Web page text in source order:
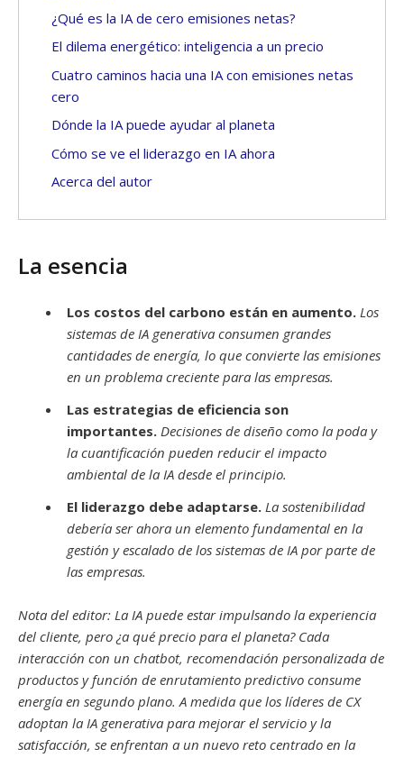
¿Qué es la IA de cero emisiones netas?
El dilema energético: inteligencia a un precio
Cuatro caminos hacia una IA con emisiones netas
cero
Dónde la IA puede ayudar al planeta
Cómo se ve el liderazgo en IA ahora
Acerca del autor
La esencia
Los costos del carbono están en aumento. Los
sistemas de IA generativa consumen grandes
cantidades de energía, lo que convierte las emisiones
en un problema creciente para las empresas.
Las estrategias de eficiencia son
importantes. Decisiones de diseño como la poda y
la cuantificación pueden reducir el impacto
ambiental de la IA desde el principio.
El liderazgo debe adaptarse. La sostenibilidad
debería ser ahora un elemento fundamental en la
gestión y escalado de los sistemas de IA por parte de
las empresas.
Nota del editor: La IA puede estar impulsando la experiencia
del cliente, pero ¿a qué precio para el planeta? Cada
interacción con un chatbot, recomendación personalizada de
productos y función de enrutamiento predictivo consume
energía en segundo plano. A medida que los líderes de CX
adoptan la IA generativa para mejorar el servicio y la
satisfacción, se enfrentan a un nuevo reto centrado en la